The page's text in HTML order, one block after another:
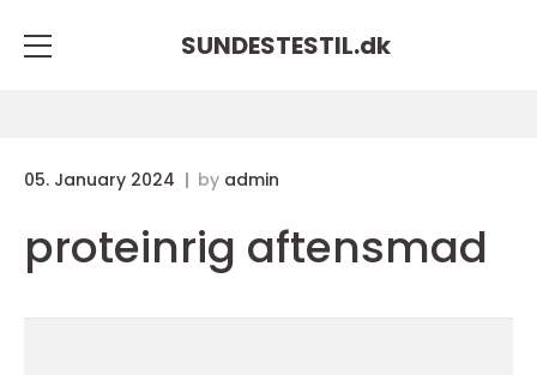
SUNDESTESTIL.dk
05. January 2024 by admin
proteinrig aftensmad